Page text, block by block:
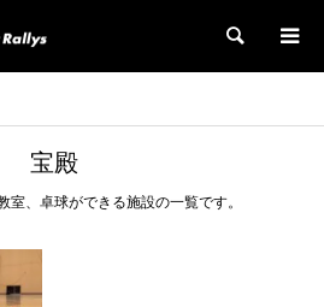
検索
宝殿
室、卓球ができる施設の一覧です。